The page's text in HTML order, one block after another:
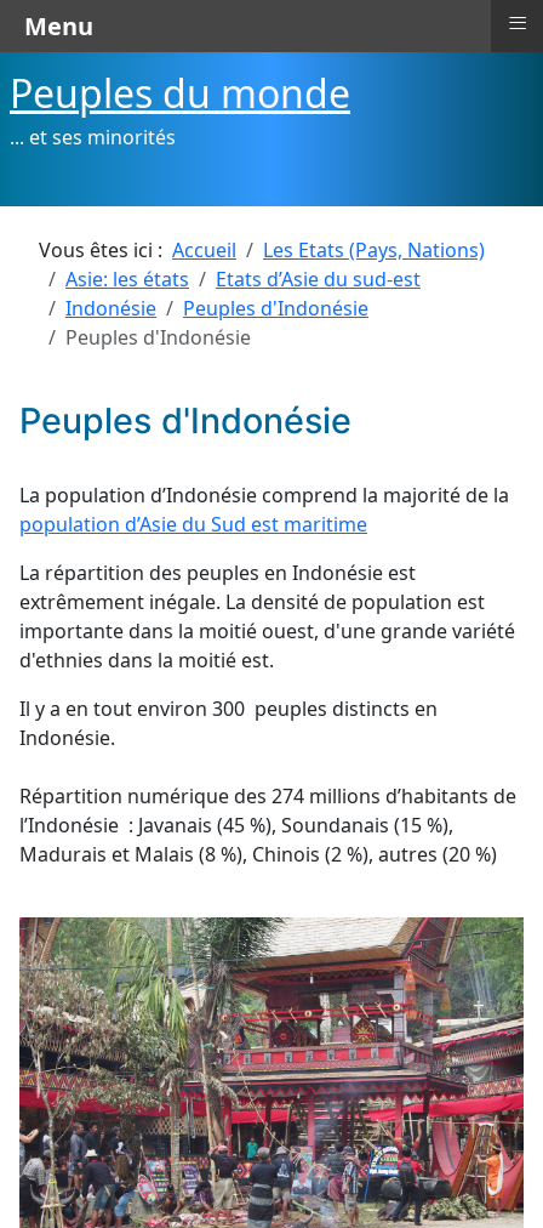
Peuples du monde
... et ses minorités
Vous êtes ici : Accueil
Les Etats (Pays, Nations)
Asie: les états
Etats d’Asie du sud-est
Indonésie
Peuples d'Indonésie
Peuples d'Indonésie
Peuples d'Indonésie
La population d’Indonésie comprend la majorité de la
population d’Asie du Sud est maritime
La répartition des peuples en Indonésie est
extrêmement inégale. La densité de population est
importante dans la moitié ouest, d'une grande variété
d'ethnies dans la moitié est.
Il y a en tout environ 300 peuples distincts en
Indonésie.
Répartition numérique des 274 millions d’habitants de
l’Indonésie : Javanais (45 %), Soundanais (15 %),
Madurais et Malais (8 %), Chinois (2 %), autres (20 %)
Menu ≡